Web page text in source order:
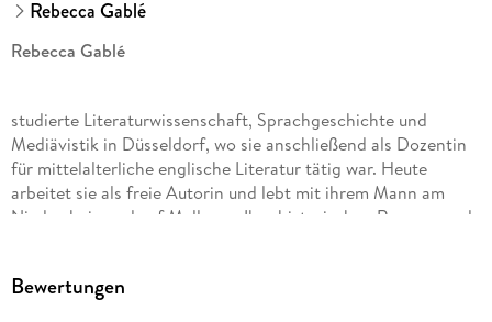
Rebecca Gablé
Rebecca Gablé
studierte Literaturwissenschaft, Sprachgeschichte und
Mediävistik in Düsseldorf, wo sie anschließend als Dozentin
für mittelalterliche englische Literatur tätig war. Heute
arbeitet sie als freie Autorin und lebt mit ihrem Mann am
Niederrhein und auf Mallorca. Ihre historischen Romane und
Bewertungen